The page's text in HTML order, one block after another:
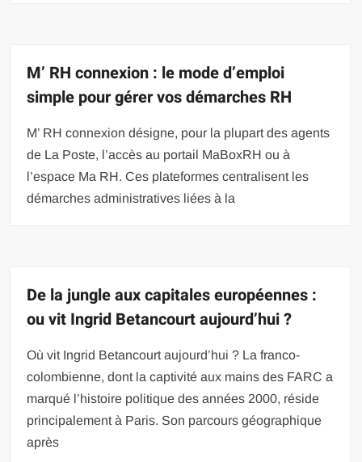
M’ RH connexion : le mode d’emploi
simple pour gérer vos démarches RH
M’ RH connexion désigne, pour la plupart des agents
de La Poste, l’accès au portail MaBoxRH ou à
l’espace Ma RH. Ces plateformes centralisent les
démarches administratives liées à la
De la jungle aux capitales européennes :
ou vit Ingrid Betancourt aujourd’hui ?
Où vit Ingrid Betancourt aujourd’hui ? La franco-
colombienne, dont la captivité aux mains des FARC a
marqué l’histoire politique des années 2000, réside
principalement à Paris. Son parcours géographique
après